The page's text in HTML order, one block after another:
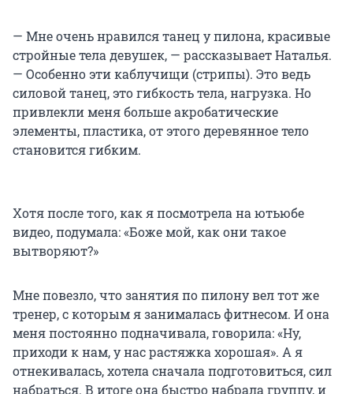
— Мне очень нравился танец у пилона, красивые
стройные тела девушек, — рассказывает Наталья.
— Особенно эти каблучищи (стрипы). Это ведь
силовой танец, это гибкость тела, нагрузка. Но
привлекли меня больше акробатические
элементы, пластика, от этого деревянное тело
становится гибким.
Хотя после того, как я посмотрела на ютьюбе
видео, подумала: «Боже мой, как они такое
вытворяют?»
Мне повезло, что занятия по пилону вел тот же
тренер, с которым я занималась фитнесом. И она
меня постоянно подначивала, говорила: «Ну,
приходи к нам, у нас растяжка хорошая». А я
отнекивалась, хотела сначала подготовиться, сил
набраться. В итоге она быстро набрала группу, и